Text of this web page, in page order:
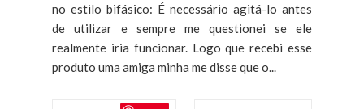
no estilo bifásico: É necessário agitá-lo antes
de utilizar e sempre me questionei se ele
realmente iria funcionar. Logo que recebi esse
produto uma amiga minha me disse que o...